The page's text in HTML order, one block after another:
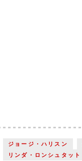
ジョージ・ハリスン
リンダ・ロンシュタット